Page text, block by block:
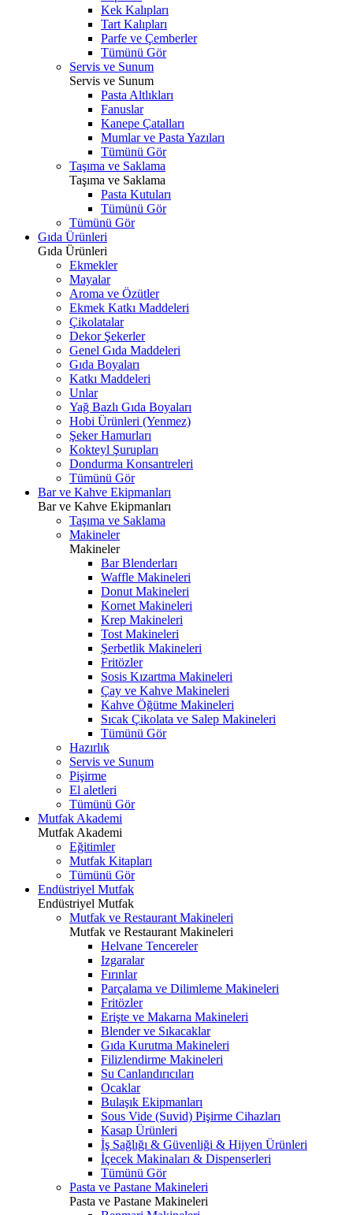
Kek Kalıpları
Tart Kalıpları
Parfe ve Çemberler
Tümünü Gör
Servis ve Sunum
Servis ve Sunum
Pasta Altlıkları
Fanuslar
Kanepe Çatalları
Mumlar ve Pasta Yazıları
Tümünü Gör
Taşıma ve Saklama
Taşıma ve Saklama
Pasta Kutuları
Tümünü Gör
Tümünü Gör
Gıda Ürünleri
Gıda Ürünleri
Ekmekler
Mayalar
Aroma ve Özütler
Ekmek Katkı Maddeleri
Çikolatalar
Dekor Şekerler
Genel Gıda Maddeleri
Gıda Boyaları
Katkı Maddeleri
Unlar
Yağ Bazlı Gıda Boyaları
Hobi Ürünleri (Yenmez)
Şeker Hamurları
Kokteyl Şurupları
Dondurma Konsantreleri
Tümünü Gör
Bar ve Kahve Ekipmanları
Bar ve Kahve Ekipmanları
Taşıma ve Saklama
Makineler
Makineler
Bar Blenderları
Waffle Makineleri
Donut Makineleri
Kornet Makineleri
Krep Makineleri
Tost Makineleri
Şerbetlik Makineleri
Fritözler
Sosis Kızartma Makineleri
Çay ve Kahve Makineleri
Kahve Öğütme Makineleri
Sıcak Çikolata ve Salep Makineleri
Tümünü Gör
Hazırlık
Servis ve Sunum
Pişirme
El aletleri
Tümünü Gör
Mutfak Akademi
Mutfak Akademi
Eğitimler
Mutfak Kitapları
Tümünü Gör
Endüstriyel Mutfak
Endüstriyel Mutfak
Mutfak ve Restaurant Makineleri
Mutfak ve Restaurant Makineleri
Helvane Tencereler
Izgaralar
Fırınlar
Parçalama ve Dilimleme Makineleri
Fritözler
Erişte ve Makarna Makineleri
Blender ve Sıkacaklar
Gıda Kurutma Makineleri
Filizlendirme Makineleri
Su Canlandırıcıları
Ocaklar
Bulaşık Ekipmanları
Sous Vide (Suvid) Pişirme Cihazları
Kasap Ürünleri
İş Sağlığı & Güvenliği & Hijyen Ürünleri
İçecek Makinaları & Dispenserleri
Tümünü Gör
Pasta ve Pastane Makineleri
Pasta ve Pastane Makineleri